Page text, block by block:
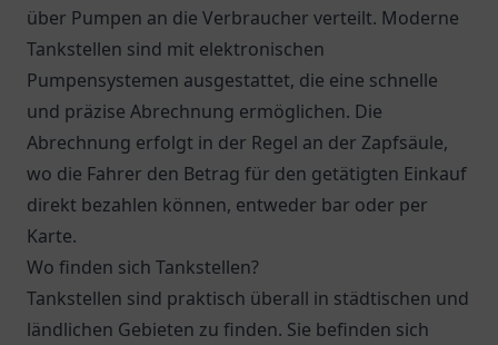
über Pumpen an die Verbraucher verteilt. Moderne
Tankstellen sind mit elektronischen
Pumpensystemen ausgestattet, die eine schnelle
und präzise Abrechnung ermöglichen. Die
Abrechnung erfolgt in der Regel an der Zapfsäule,
wo die Fahrer den Betrag für den getätigten Einkauf
direkt bezahlen können, entweder bar oder per
Karte.
Wo finden sich Tankstellen?
Tankstellen sind praktisch überall in städtischen und
ländlichen Gebieten zu finden. Sie befinden sich